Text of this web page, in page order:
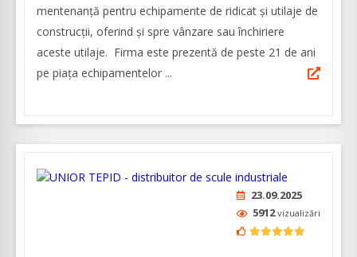
mentenanță pentru echipamente de ridicat și utilaje de
construcții, oferind și spre vânzare sau închiriere
aceste utilaje. Firma este prezentă de peste 21 de ani
pe piața echipamentelor ...
23.09.2025
5912vizualizări